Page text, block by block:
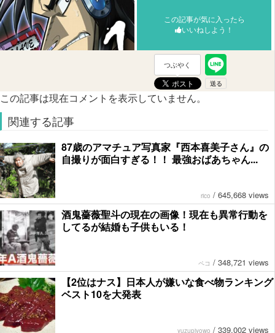
この記事が気に入ったら
いいねしよう！
つぶやく
この記事は現在コメントを表示していません。
関連する記事
87歳のアマチュア写真家『西本喜美子さん』の
自撮りが面白すぎる！！ 最強おばあちゃん...
rico / 645,668 views
酒鬼薔薇聖斗の現在の画像！現在も異常行動を
してるが結婚も子供もいる！
ペコ / 348,721 views
【2位はナス】日本人が嫌いな食べ物ランキング
ベスト10を大発表
yuzupiyowo / 339,002 views